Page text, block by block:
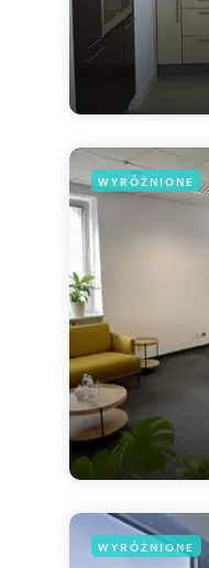
WYRÓŻNIONE
WYRÓŻNIONE